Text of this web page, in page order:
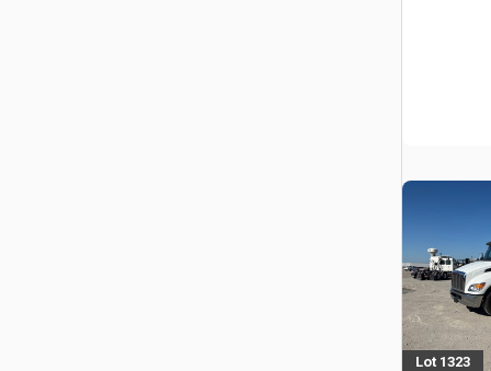
Lot 1323